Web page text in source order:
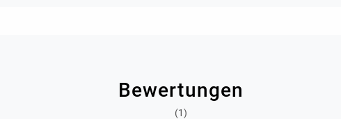
Bewertungen
(1)